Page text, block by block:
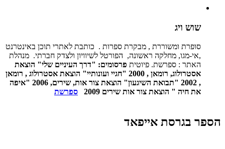
שוש ויג
סופרת ומשוררת , מבקרת ספרות . כותבת לאתרי תוכן באינטרנט
,אי-מגו, מחלקה ראשונה, הפורטל לשיוויון ולצדק חברתי. מנהלת
האתר : ספרשת. פיוטית פרסומים: "דרך העיניים שלי" הוצאת
אסטרולוג, רומאן , 2000 "חגיי ועונותיי" הוצאת אסטרולוג , רומאן
, 2002 "תבואת השיגעון" הוצאת צור אות, שירים, 2006 "איפה
את חיה " הוצאת צור אות שירים 2009
ספרשת
הספר בגרסת אייפאד